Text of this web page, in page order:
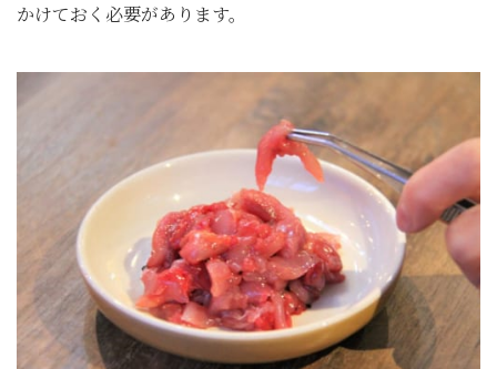
かけておく必要があります。